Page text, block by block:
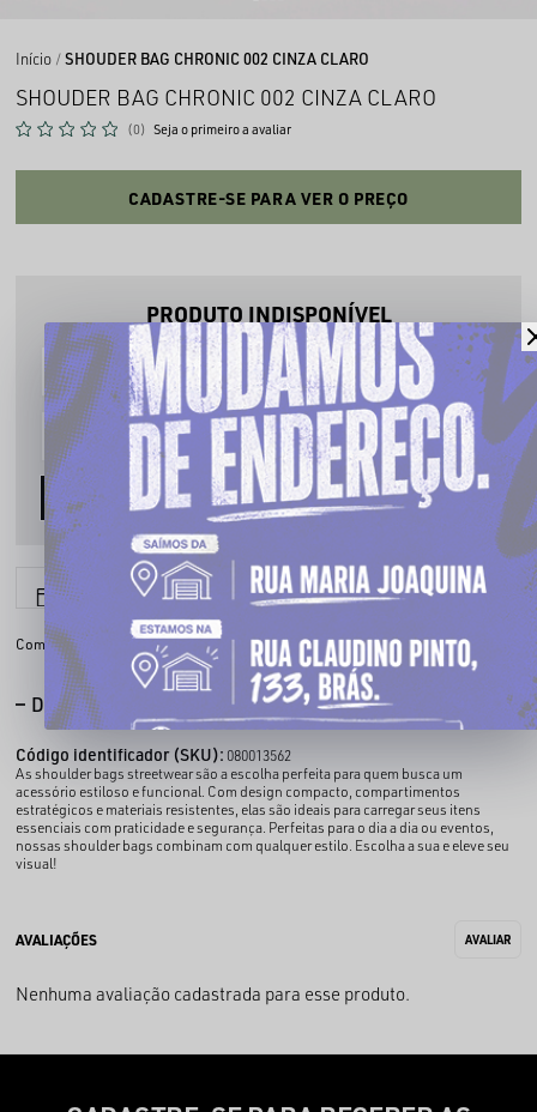
Início SHOUDER BAG CHRONIC 002 CINZA CLARO
SHOUDER BAG CHRONIC 002 CINZA CLARO
(0) Seja o primeiro a avaliar
CADASTRE-SE PARA VER O PREÇO
PRODUTO INDISPONÍVEL
Cadastre seu email que te avisaremos quando estiver disponível:
AVISE-ME
Parcele em até6x sem juros
Compartilhe:
DESCRIÇÃO COMPLETA
Código identificador (SKU): 080013562
As shoulder bags streetwear são a escolha perfeita para quem busca um
acessório estiloso e funcional. Com design compacto, compartimentos
estratégicos e materiais resistentes, elas são ideais para carregar seus itens
essenciais com praticidade e segurança. Perfeitas para o dia a dia ou eventos,
nossas shoulder bags combinam com qualquer estilo. Escolha a sua e eleve seu
visual!
Nenhuma avaliação cadastrada para esse produto.